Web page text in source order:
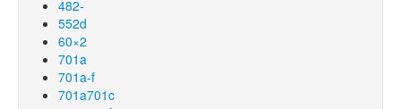
482-
552d
60×2
701a
701a-f
701a701c